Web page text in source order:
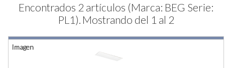
Encontrados 2 artículos (Marca: BEG Serie:
PL1). Mostrando del 1 al 2